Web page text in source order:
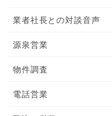
業者社長との対談音声
源泉営業
物件調査
電話営業